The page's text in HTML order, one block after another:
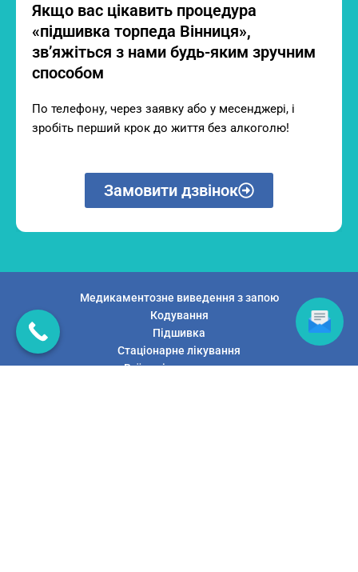
Якщо вас цікавить процедура
«підшивка торпеда Вінниця»,
зв’яжіться з нами будь-яким зручним
способом
По телефону, через заявку або у месенджері, і
зробіть перший крок до життя без алкоголю!
Замовити дзвінок
Медикаментозне виведення з запою
Кодування
Підшивка
Стаціонарне лікування
Виїзд лікаря додому